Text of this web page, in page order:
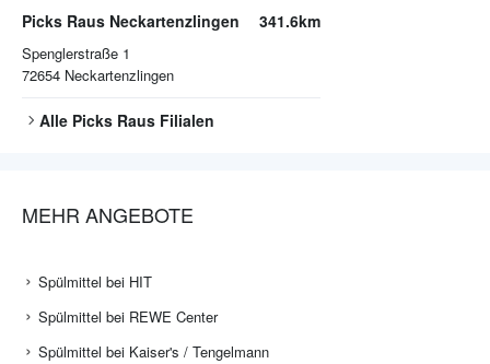
Picks Raus Neckartenzlingen
Spenglerstraße 1
72654 Neckartenzlingen
341.6km
Alle Picks Raus Filialen
MEHR ANGEBOTE
Spülmittel bei HIT
Spülmittel bei REWE Center
Spülmittel bei Kaiser's / Tengelmann